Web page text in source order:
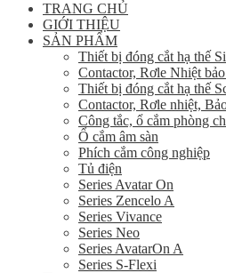
TRANG CHỦ
GIỚI THIỆU
SẢN PHẨM
Thiết bị đóng cắt hạ thế
Contactor, Rơle Nhiệt
Thiết bị đóng cắt hạ thế
Contactor, Rơle nhiệt,
Công tắc, ổ cắm phòng
Ổ cắm âm sàn
Phích cắm công nghiệp
Tủ điện
Series Avatar On
Series Zencelo A
Series Vivance
Series Neo
Series AvatarOn A
Series S-Flexi